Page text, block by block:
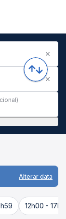
Alterar data
12h00 -